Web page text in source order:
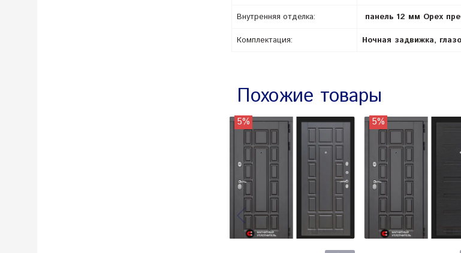
Внутренняя отделка: панель 12 мм Орех
Комплектация: Ночная задвижка,
Похожие товары
5% 5%